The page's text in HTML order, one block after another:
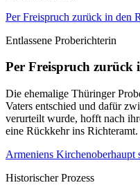
Per Freispruch zurück in den
Entlassene Proberichterin
Per Freispruch zurück
Die ehemalige Thüringer
Vaters entschied und dafür
verurteilt wurde, hofft nach
eine Rückkehr ins Richteramt.
Armeniens Kirchenoberhaupt
Historischer Prozess